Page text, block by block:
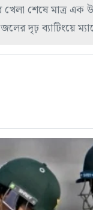
খেলা শেষে মাত্র
দৃঢ় ব্যাটিংয়ে